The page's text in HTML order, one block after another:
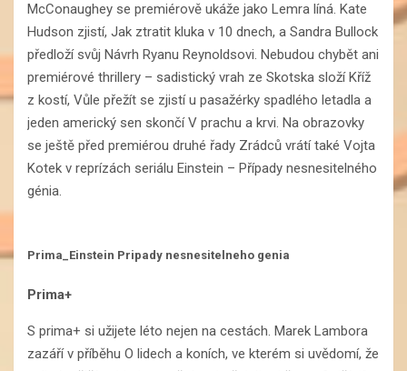
McConaughey se premiérově ukáže jako Lemra líná. Kate
Hudson zjistí, Jak ztratit kluka v 10 dnech, a Sandra Bullock
předloží svůj Návrh Ryanu Reynoldsovi. Nebudou chybět ani
premiérové thrillery – sadistický vrah ze Skotska složí Kříž
z kostí, Vůle přežít se zjistí u pasažérky spadlého letadla a
jeden americký sen skončí V prachu a krvi. Na obrazovky
se ještě před premiérou druhé řady Zrádců vrátí také Vojta
Kotek v reprízách seriálu Einstein – Případy nesnesitelného
génia.
Prima_Einstein Pripady nesnesitelneho genia
Prima+
S prima+ si užijete léto nejen na cestách. Marek Lambora
zazáří v příběhu O lidech a koních, ve kterém si uvědomí, že